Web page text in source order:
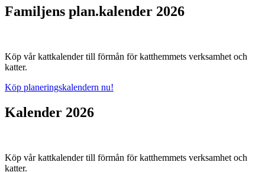
Familjens plan.kalender 2026
Köp vår kattkalender till förmån för katthemmets verksamhet och
katter.
Köp planeringskalendern nu!
Kalender 2026
Köp vår kattkalender till förmån för katthemmets verksamhet och
katter.